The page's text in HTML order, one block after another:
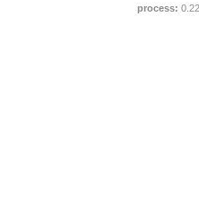
process: